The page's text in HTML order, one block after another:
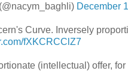
December
Curve. Inversely
fXKCRCClZ7
(intellectual) offer,